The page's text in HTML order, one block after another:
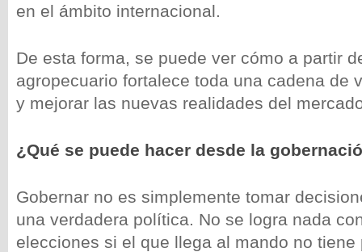
en el ámbito internacional.
De esta forma, se puede ver cómo a partir
agropecuario fortalece toda una cadena de
y mejorar las nuevas realidades del
¿Qué se puede hacer desde la
Gobernar no es simplemente tomar
una verdadera política. No se logra nada
elecciones si el que llega al mando no tiene